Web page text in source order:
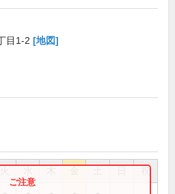
目1-2 [地図]
祝